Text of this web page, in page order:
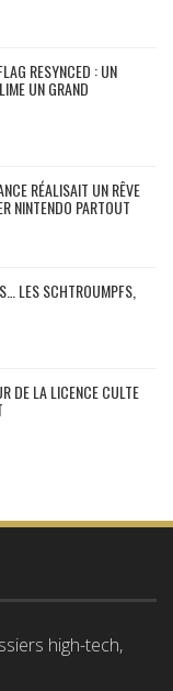
RESYNCED : UN
UN GRAND
RÉALISAIT UN RÊVE
NINTENDO PARTOUT
LES SCHTROUMPFS,
DE LA LICENCE CULTE
high-tech,